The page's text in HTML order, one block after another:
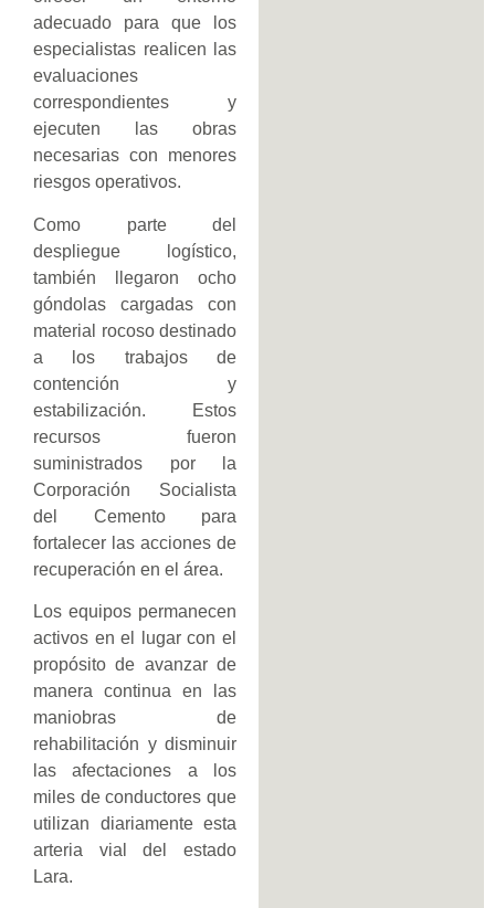
adecuado para que los
especialistas realicen las
evaluaciones
correspondientes y
ejecuten las obras
necesarias con menores
riesgos operativos.
Como parte del
despliegue logístico,
también llegaron ocho
góndolas cargadas con
material rocoso destinado
a los trabajos de
contención y
estabilización. Estos
recursos fueron
suministrados por la
Corporación Socialista
del Cemento para
fortalecer las acciones de
recuperación en el área.
Los equipos permanecen
activos en el lugar con el
propósito de avanzar de
manera continua en las
maniobras de
rehabilitación y disminuir
las afectaciones a los
miles de conductores que
utilizan diariamente esta
arteria vial del estado
Lara.